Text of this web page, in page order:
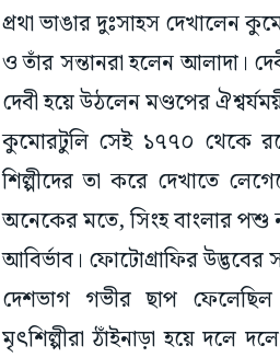
ও তাঁর সন্তানরা হলেন আলাদা।
দেবী হয়ে উঠলেন মণ্ডপের
কুমোরটুলি সেই ১৭৭০ থেকে
শিল্পীদের তা করে দেখাতে
অনেকের মতে, সিংহ বাংলার পশু
আবির্ভাব। ফোটোগ্রাফির উদ্ভবের
দেশভাগ গভীর ছাপ ফেলেছিল
মৃৎশিল্পীরা ঠাঁইনাড়া হয়ে দলে
বেঁচে থাকার লড়াই... কঠিন